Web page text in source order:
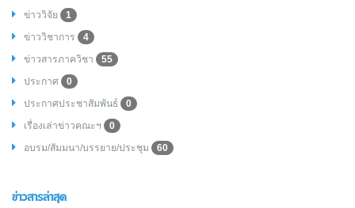
ข่าววิจัย
1
ข่าววิชาการ
4
ข่าวสารภาควิชา
55
ประกาศ
0
ประกาศประชาสัมพันธ์
0
เรื่องเล่าข่าวคณะฯ
0
อบรม/สัมมนา/บรรยาย/ประชุม
60
ข่าวสารล่าสุด